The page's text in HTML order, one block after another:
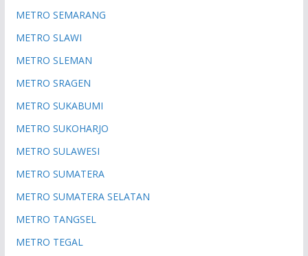
METRO SEMARANG
METRO SLAWI
METRO SLEMAN
METRO SRAGEN
METRO SUKABUMI
METRO SUKOHARJO
METRO SULAWESI
METRO SUMATERA
METRO SUMATERA SELATAN
METRO TANGSEL
METRO TEGAL